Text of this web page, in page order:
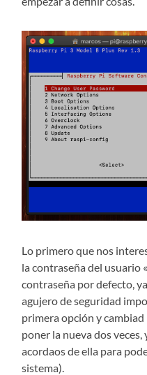
Lo primero que nos
la contraseña del usuario
contraseña por defecto,
agujero de seguridad
primera opción y
poner la nueva dos
acordaos de ella para
sistema).